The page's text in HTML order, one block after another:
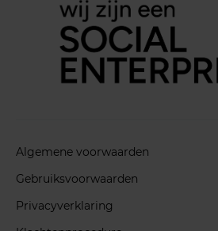
Algemene voorwaarden
Gebruiksvoorwaarden
Privacyverklaring